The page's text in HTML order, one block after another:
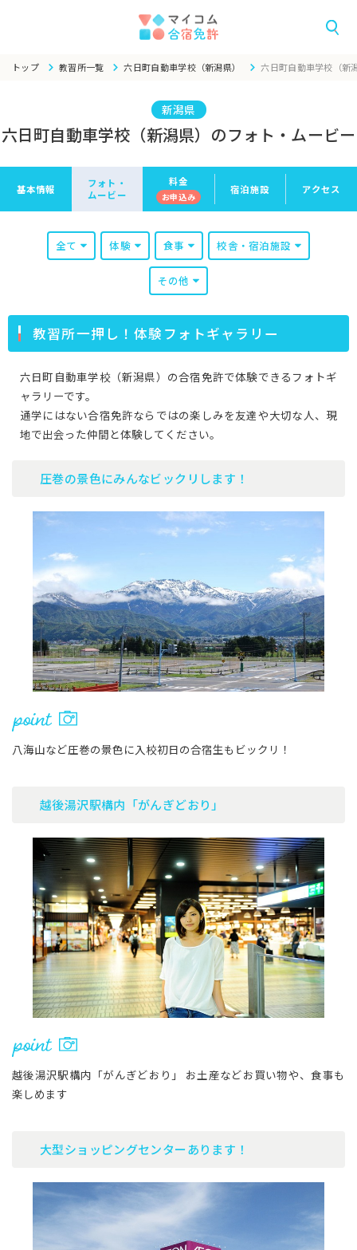
トップ 教習所一覧 六日町自動車学校（新潟県） 六日町自動車学校（新
新潟県
六日町自動車学校（新潟県）のフォト・ムービー
基本情報
フォト・
ムービー
料金
お申込み
宿泊施設 アクセス
全て 体験 食事 校舎・宿泊施設
その他
教習所一押し！体験フォトギャラリー
六日町自動車学校（新潟県）の合宿免許で体験できるフォトギ
ャラリーです。
通学にはない合宿免許ならではの楽しみを友達や大切な人、現
地で出会った仲間と体験してください。
圧巻の景色にみんなビックリします！
八海山など圧巻の景色に入校初日の合宿生もビックリ！
越後湯沢駅構内「がんぎどおり」
越後湯沢駅構内「がんぎどおり」 お土産などお買い物や、食事も
楽しめます
大型ショッピングセンターあります！